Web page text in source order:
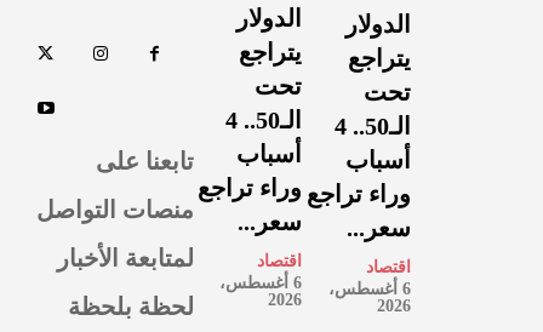
الدولار
يتراجع
تحت
الـ50.. 4
أسباب
وراء تراجع
سعر...
اقتصاد
6 أغسطس،
2026
الدولار
يتراجع
تحت
الـ50.. 4
أسباب
وراء تراجع
سعر...
اقتصاد
6 أغسطس،
2026
تابعنا على
منصات التواصل
لمتابعة الأخبار
لحظة بلحظة